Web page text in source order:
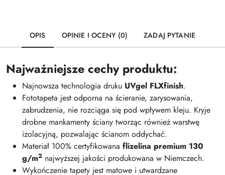
OPIS OPINIE I OCENY (0) ZADAJ PYTANIE
Najważniejsze cechy produktu:
Najnowsza technologia druku UVgel FLXfinish.
Fototapeta jest odporna na ścieranie, zarysowania,
zabrudzenia, nie rozciąga się pod wpływem kleju. Kryje
drobne mankamenty ściany tworząc również warstwę
izolacyjną, pozwalając ścianom oddychać.
Materiał 100% certyfikowana flizelina premium 130
g/m2 najwyższej jakości produkowana w Niemczech.
Wykończenie tapety jest matowe i utwardzane